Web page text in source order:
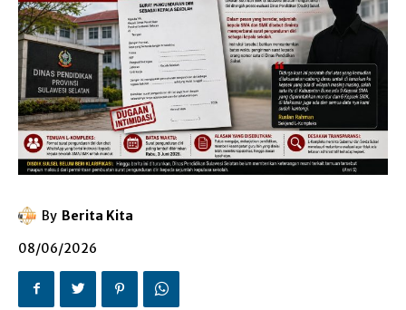
By Berita Kita
08/06/2026